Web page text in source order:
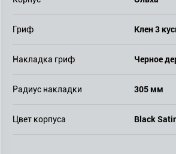
Гриф Клен 3
Накладка гриф Черное
Радиус накладки 305 мм
Цвет корпуса Black